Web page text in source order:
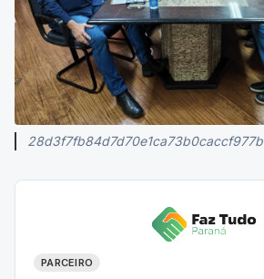
28d3f7fb84d7d70e1ca73b0caccf977b
PARCEIRO